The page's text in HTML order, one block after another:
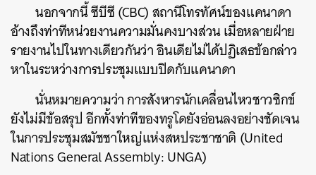
นอกจากนี้ ซีบีซี (CBC) สถานีโทรทัศน์ของแคนาดา
อ้างถึงท่าทีหน่วยงานความมั่นคงบางส่วน เมื่อหลายฝ่าย
รายงานไปในทางเดียวกันว่า อินเดียไม่ได้ปฏิเสธข้อกล่าว
หาในระหว่างการประชุมแบบปิดกับแคนาดา
นั่นหมายความว่า การสังหารนักเคลื่อนไหวชาวซิกข์
ยังไม่มีข้อสรุป อีกทั้งท่าทีของทรูโดยังอ่อนลงอย่างชัดเจน
ในการประชุมสมัชชาใหญ่แห่งสหประชาชาติ (United
Nations General Assembly: UNGA)